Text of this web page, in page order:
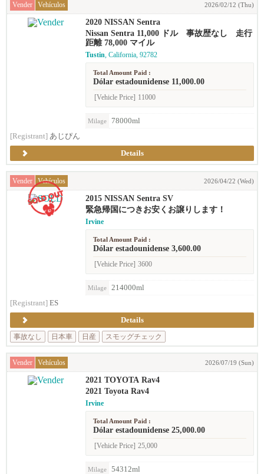
Vender Vehículos 2026/02/12 (Thu)
2020 NISSAN Sentra
Nissan Sentra 11,000 ドル 事故歴なし 走行
距離 78,000 マイル
Tustin, California, 92782
Total Amount Paid :
Dólar estadounidense 11,000.00
[Vehicle Price] 11000
Milage
78000ml
[Registrant] あじぴん
Details
Vender Vehículos 2026/04/22 (Wed)
2015 NISSAN Sentra SV
緊急帰国につきお安くお譲りします！
Irvine
Total Amount Paid :
Dólar estadounidense 3,600.00
[Vehicle Price] 3600
Milage
214000ml
[Registrant] ES
Details
事故なし
日本車 日産 スモッグチェック
Vender Vehículos 2026/07/19 (Sun)
2021 TOYOTA Rav4
2021 Toyota Rav4
Irvine
Total Amount Paid :
Dólar estadounidense 25,000.00
[Vehicle Price] 25,000
Milage
54312ml